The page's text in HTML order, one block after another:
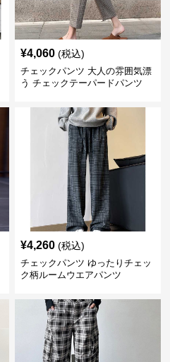
¥4,060 (税込)
チェックパンツ 大人の雰囲気漂
う チェックテーパードパンツ
¥4,260 (税込)
チェックパンツ ゆったりチェッ
ク柄ルームウエアパンツ